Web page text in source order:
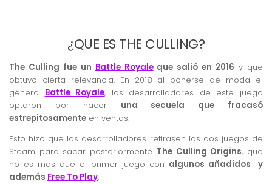
¿QUE ES THE CULLING?
The Culling fue un Battle Royaleque salió en 2016 y que
obtuvo cierta relevancia. En 2018 al ponerse de moda el
género Battle Royale, los desarrolladores de este juego
optaron por hacer una secuela que fracasó
estrepitosamente en ventas.
Esto hizo que los desarrolladores retirasen los dos juegos de
Steam para sacar posteriormente The Culling Origins, que
no es mas que el primer juego con algunos añadidos y
además Free To Play.